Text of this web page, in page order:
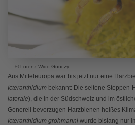
© Lorenz Wido Gunczy
Aus Mitteleuropa war bis jetzt nur eine
Icteranthidium bekannt: Die seltene Steppen-
laterale), die in der Südschweiz und im
Generell bevorzugen Harzbienen heißes
Icteranthidium grohmanni wurde bislang nur